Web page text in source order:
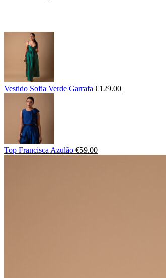
Vestido Sofia Verde Garrafa €129.00
Top Francisca Azulão €59.00